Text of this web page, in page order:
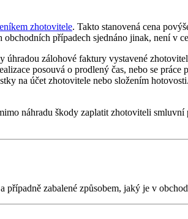
zhotovitele. Takto stanovená cena
případech sjednáno jinak, není v
úhradou zálohové faktury vystavené
posouvá o prodlený čas, nebo se
na účet zhotovitele nebo složením
náhradu škody zaplatit zhotoviteli
zabalené způsobem, jaký je v